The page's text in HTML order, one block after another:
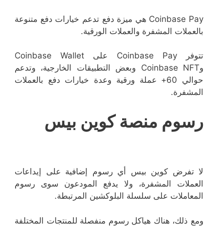
Coinbase Pay هي ميزة دفع تدعم خيارات دفع متنوعة
بالعملات المشفرة والعملات الورقية.
تتوفر Coinbase Pay على Coinbase Wallet
وCoinbase NFT وبعض التطبيقات الخارجية، وتدعم
حوالي 60+ عملة ورقية وعدة خيارات دفع بالعملات
المشفرة.
رسوم منصة كوين بيس
لا تفرض كوين بيس أي رسوم إضافية على إيداعات
العملات المشفرة، ولا يدفع المودعون سوى رسوم
المعاملات على سلسلة البلوكشين المرتبطة.
ومع ذلك، هناك هياكل رسوم منفصلة للمنتجات المختلفة